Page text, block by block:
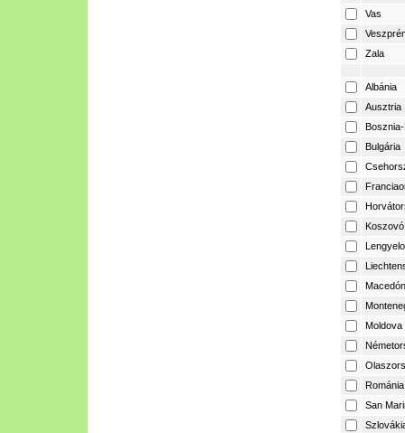
Vas
Zala
Albánia
Ausztria
Bulgária
Koszovó
Moldova
Románia
San